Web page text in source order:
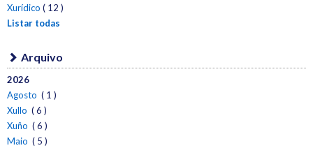
Xurídico ( 12 )
Listar todas
Arquivo
2026
Agosto ( 1 )
Xullo ( 6 )
Xuño ( 6 )
Maio ( 5 )